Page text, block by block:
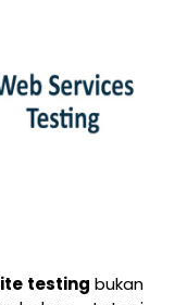
testing bukan